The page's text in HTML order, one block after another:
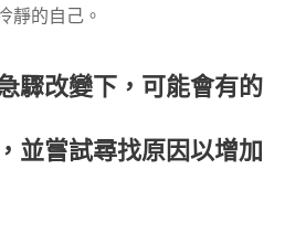
靜的自己。
驟改變下，可能會有的
並嘗試尋找原因以增加